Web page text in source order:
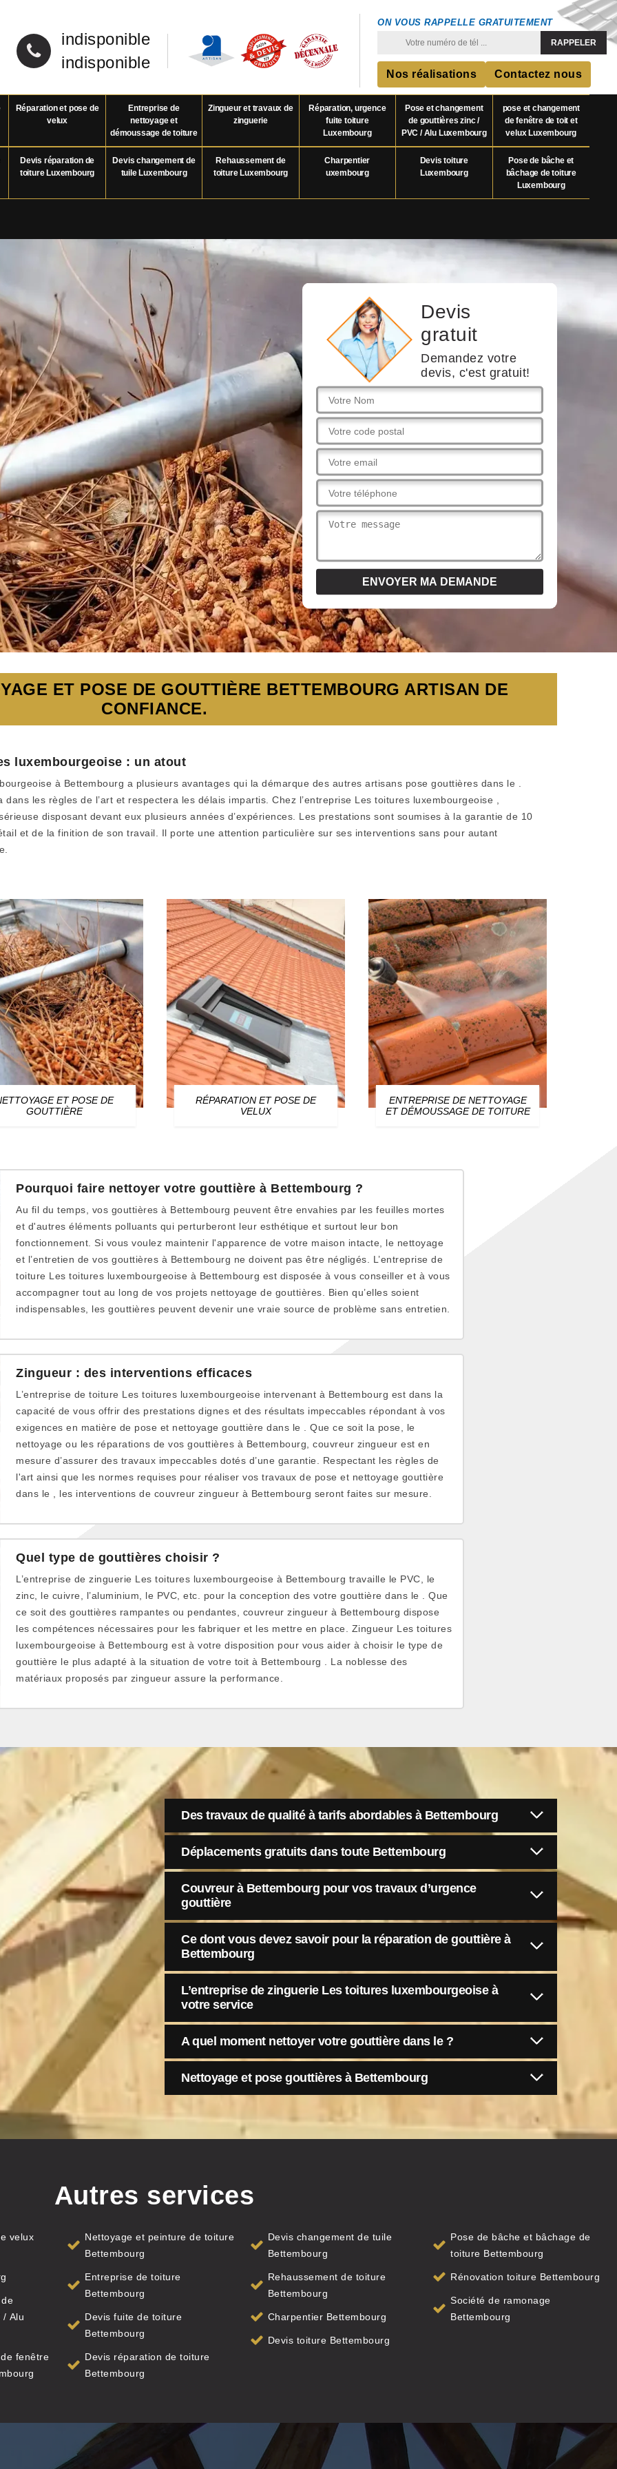
indisponible
indisponible
ON VOUS RAPPELLE GRATUITEMENT
Nos réalisations Contactez nous
Réparation et pose de
velux
Entreprise de
nettoyage et
démoussage de toiture
Zingueur et travaux de
zinguerie
Réparation, urgence
fuite toiture
Luxembourg
Pose et changement
de gouttières zinc /
PVC / Alu Luxembourg
pose et changement
de fenêtre de toit et
velux Luxembourg
Devis réparation de
toiture Luxembourg
Devis changement de
tuile Luxembourg
Rehaussement de
toiture Luxembourg
Charpentier
uxembourg
Devis toiture
Luxembourg
Pose de bâche et
bâchage de toiture
Luxembourg
Devis
gratuit
Demandez votre
devis, c'est gratuit!
ET POSE DE GOUTTIÈRE BETTEMBOURG ARTISAN DE
CONFIANCE.
luxembourgeoise : un atout
à Bettembourg a plusieurs avantages qui la démarque des autres artisans pose gouttières dans le .
les règles de l’art et respectera les délais impartis. Chez l’entreprise Les toitures luxembourgeoise ,
disposant devant eux plusieurs années d’expériences. Les prestations sont soumises à la garantie de 10
et de la finition de son travail. Il porte une attention particulière sur ses interventions sans pour autant
ET POSE DE
GOUTTIÈRE
RÉPARATION ET POSE DE
VELUX
ENTREPRISE DE NETTOYAGE
ET DÉMOUSSAGE DE TOITURE
Pourquoi faire nettoyer votre gouttière à Bettembourg ?
Au fil du temps, vos gouttières à Bettembourg peuvent être envahies par les feuilles mortes
et d'autres éléments polluants qui perturberont leur esthétique et surtout leur bon
fonctionnement. Si vous voulez maintenir l'apparence de votre maison intacte, le nettoyage
et l’entretien de vos gouttières à Bettembourg ne doivent pas être négligés. L’entreprise de
toiture Les toitures luxembourgeoise à Bettembourg est disposée à vous conseiller et à vous
accompagner tout au long de vos projets nettoyage de gouttières. Bien qu’elles soient
indispensables, les gouttières peuvent devenir une vraie source de problème sans entretien.
Zingueur : des interventions efficaces
L’entreprise de toiture Les toitures luxembourgeoise intervenant à Bettembourg est dans la
capacité de vous offrir des prestations dignes et des résultats impeccables répondant à vos
exigences en matière de pose et nettoyage gouttière dans le . Que ce soit la pose, le
nettoyage ou les réparations de vos gouttières à Bettembourg, couvreur zingueur est en
mesure d’assurer des travaux impeccables dotés d’une garantie. Respectant les règles de
l'art ainsi que les normes requises pour réaliser vos travaux de pose et nettoyage gouttière
dans le , les interventions de couvreur zingueur à Bettembourg seront faites sur mesure.
Quel type de gouttières choisir ?
L’entreprise de zinguerie Les toitures luxembourgeoise à Bettembourg travaille le PVC, le
zinc, le cuivre, l’aluminium, le PVC, etc. pour la conception des votre gouttière dans le . Que
ce soit des gouttières rampantes ou pendantes, couvreur zingueur à Bettembourg dispose
les compétences nécessaires pour les fabriquer et les mettre en place. Zingueur Les toitures
luxembourgeoise à Bettembourg est à votre disposition pour vous aider à choisir le type de
gouttière le plus adapté à la situation de votre toit à Bettembourg . La noblesse des
matériaux proposés par zingueur assure la performance.
Des travaux de qualité à tarifs abordables à Bettembourg
Déplacements gratuits dans toute Bettembourg
Couvreur à Bettembourg pour vos travaux d’urgence
gouttière
Ce dont vous devez savoir pour la réparation de gouttière à
Bettembourg
L’entreprise de zinguerie Les toitures luxembourgeoise à
votre service
A quel moment nettoyer votre gouttière dans le ?
Nettoyage et pose gouttières à Bettembourg
Autres services
velux
/ Alu
fenêtre
Nettoyage et peinture de toiture
Bettembourg
Entreprise de toiture
Bettembourg
Devis fuite de toiture
Bettembourg
Devis réparation de toiture
Bettembourg
Devis changement de tuile
Bettembourg
Rehaussement de toiture
Bettembourg
Charpentier Bettembourg
Devis toiture Bettembourg
Pose de bâche et bâchage de
toiture Bettembourg
Rénovation toiture Bettembourg
Société de ramonage
Bettembourg